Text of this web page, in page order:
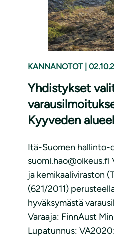
KANNANOTOT
Yhdistykset
Kyyveden
Itä-Suomen hallinto-
suomi.hao@oikeus.fi
ja kemikaaliviraston
(621/2011)
hyväksymästä
Varaaja: FinnAust
Lupatunnus: